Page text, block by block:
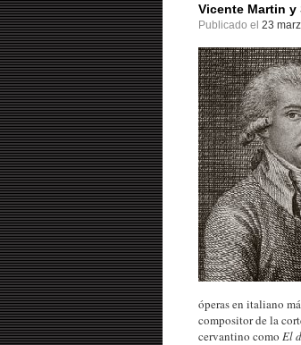
Vicente Martin y
Publicado el 23
óperas en italiano
compositor de la
cervantino como El